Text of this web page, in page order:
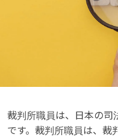
裁判所職員は、日本の司
です。裁判所職員は、裁